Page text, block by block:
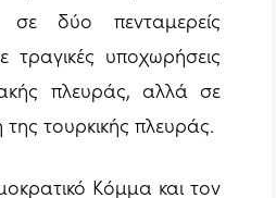
δύο πενταμερείς
τραγικές υποχωρήσεις
πλευράς, αλλά σε
τουρκικής πλευράς.
Κόμμα και τον